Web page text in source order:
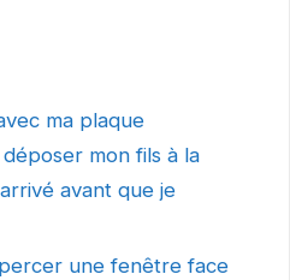
ma plaque
mon fils à la
avant que je
percer une fenêtre face